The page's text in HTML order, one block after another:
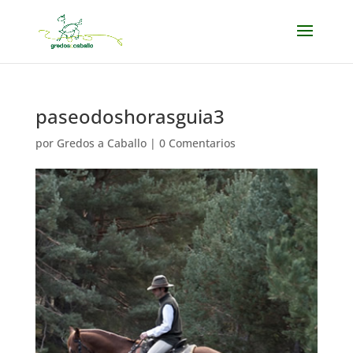
paseodoshorasguia3
por Gredos a Caballo| 0 Comentarios